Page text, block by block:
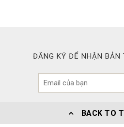
ĐĂNG KÝ ĐỂ NHẬN BẢN
BACK TO